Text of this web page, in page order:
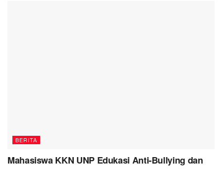
BERITA
Mahasiswa KKN UNP Edukasi Anti-Bullying dan